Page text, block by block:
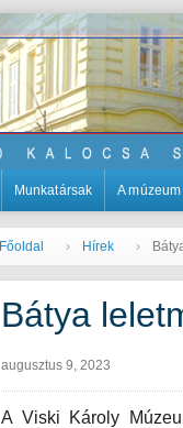
Munkatársak A
Főoldal Hírek
Bátya
augusztus 9, 2023
A Viski Károly